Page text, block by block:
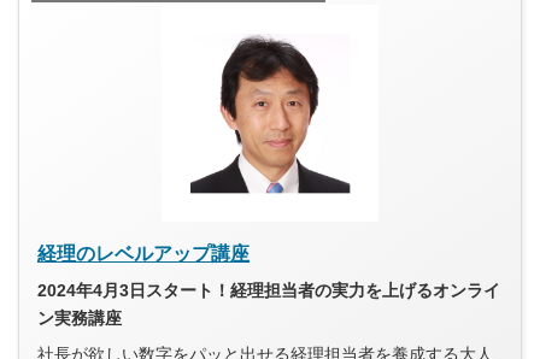
経理のレベルアップ講座
2024年4月3日スタート！経理担当者の実力を上げるオンライ
ン実務講座
社長が欲しい数字をパッと出せる経理担当者を養成する大人